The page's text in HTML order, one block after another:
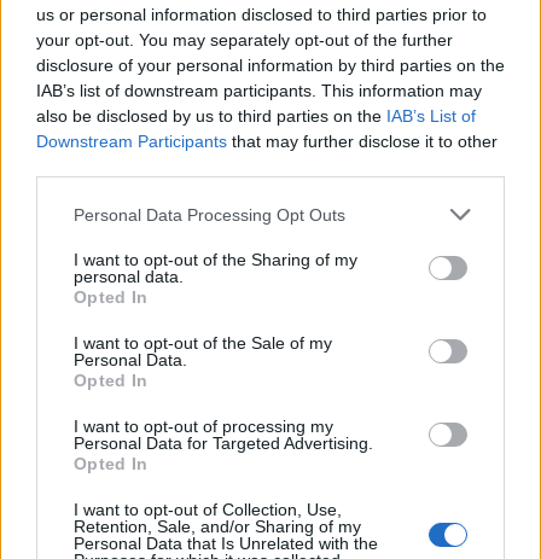
us or personal information disclosed to third parties prior to
your opt-out. You may separately opt-out of the further
disclosure of your personal information by third parties on the
IAB’s list of downstream participants. This information may
also be disclosed by us to third parties on the IAB’s List of
Downstream Participants that may further disclose it to other
Please note that this website/app uses one or more Google
not limited to your visit or usage behaviour. You may click to
grant or deny consent to Google and its third-party tags to
use your data for below specified purposes in below Google
consent section.
Personal Data Processing Opt Outs
I want to opt-out of the Sharing of my
personal data.
Opted In
I want to opt-out of the Sale of my
Personal Data.
Opted In
I want to opt-out of processing my
Personal Data for Targeted Advertising.
Opted In
I want to opt-out of Collection, Use,
Retention, Sale, and/or Sharing of my
Personal Data that Is Unrelated with the
Μάθε τώρα όλα τα νέα για τα
αγαπημένα σου διάσημα πρόσωπα.
Ακολούθησε το JennyGr στο
Google News.
ΔΙΑΒΑΖΟΝΤΑΙ ΤΩΡΑ
συνήθως κολλημένα στη μαμά τους
Τα 6 σημεία του σπιτιού που δεν χρειάζεται να
καθαρίζεις κάθε εβδομάδα